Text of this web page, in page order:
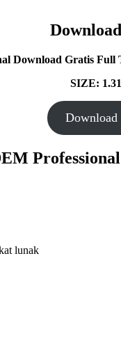
Download Gratis
SIZE:
lunak